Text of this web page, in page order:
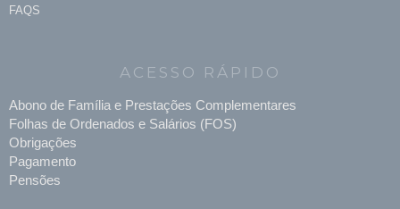
FAQS
ACESSO RÁPIDO
Abono de Família e Prestações Complementares
Folhas de Ordenados e Salários (FOS)
Obrigações
Pagamento
Pensões